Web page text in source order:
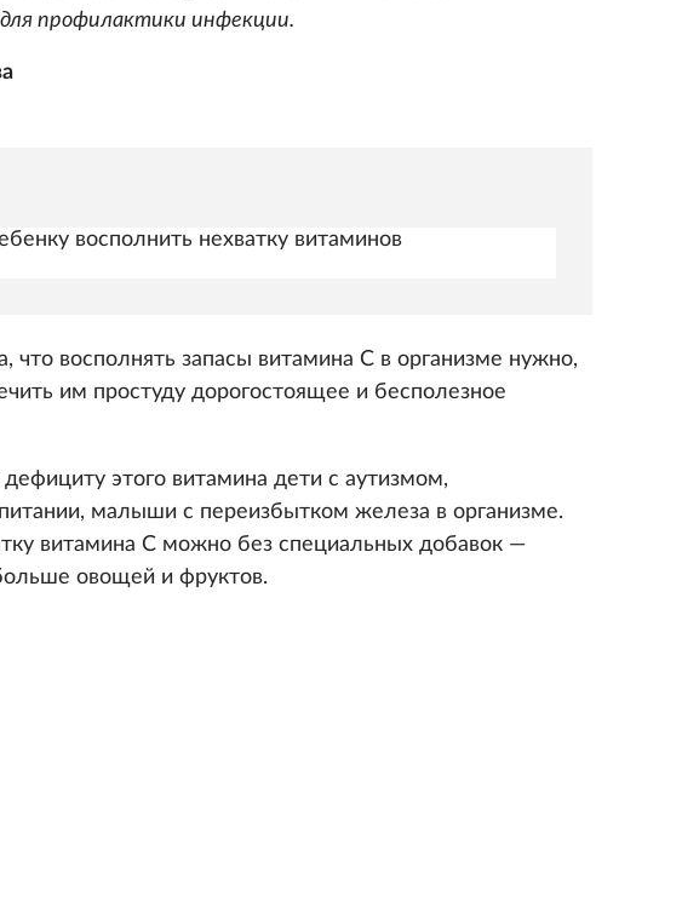
для профилактики инфекции.
восполнить нехватку витаминов
что восполнять запасы витамина С в организме нужно,
им простуду дорогостоящее и бесполезное
дефициту этого витамина дети с аутизмом,
малыши с переизбытком железа в организме.
витамина С можно без специальных добавок —
овощей и фруктов.